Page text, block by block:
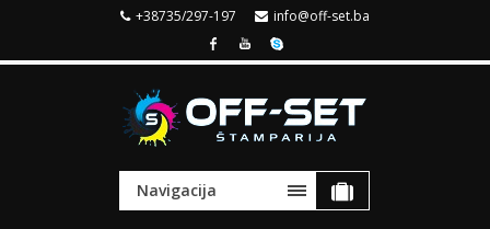
+38735/297-197 info@off-set.ba
Navigacija